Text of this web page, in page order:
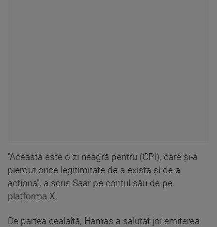
"Aceasta este o zi neagră pentru (CPI), care şi-a
pierdut orice legitimitate de a exista şi de a
acţiona", a scris Saar pe contul său de pe
platforma X.
De partea cealaltă, Hamas a salutat joi emiterea